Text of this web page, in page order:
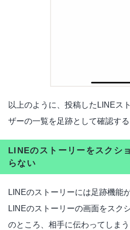
以上のように、投稿したLINEス
ザーの一覧を足跡として確認する
LINEのストーリーをスクシ
らない
LINEのストーリーには足跡機能
LINEのストーリーの画面をスク
のところ、相手に伝わってしま